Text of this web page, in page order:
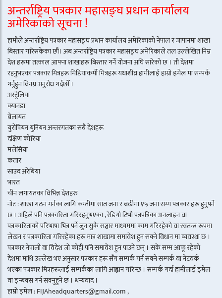
अन्तर्राष्ट्रिय पत्रकार महासङ्घ प्रधान कार्यालय
अमेरिकाको सूचना !
हामीले अन्तर्राष्ट्रिय पत्रकार महासङ्घ प्रधान कार्यालय अमेरिकाको नेपाल र जापानमा शाखा
बिस्तार गरिसकेका छौं। अब अन्तर्राष्ट्रिय पत्रकार महासङ्घ अमेरिकाले तल उल्लेखित निम्न
देश हरूमा तत्काल आफ्ना शाखाहरू बिस्तार गर्ने योजना अघि सारेको छ । ती देशमा
रहनुभएका पत्रकार मित्रहरू मिडियाकर्मी मित्रहरू यथाशीघ्र हामीलाई हाम्रो इमेल मा सम्पर्क
गर्नुहुन विनम्र अनुरोध गर्दछौँ ।
अस्ट्रेलिया
क्यानडा
बेलायत
युरोपियन युनियन अन्तरगतका सबै देशहरू
दक्षिण कोरिया
मलेसिया
कतार
साउद अरेबिया
भारत
चीन लगायतका विभिन्न देशहरु
नोट : शाखा गठन गर्नका लागि कम्तीमा सात जना र बढीमा १५ जना सम्म पत्रकार हरू हुनुपर्ने
छ । अहिले पनि पत्रकारिता गरिरहनुभएका , रेडियो टिभी पत्रपत्रिका अनलाइन वा
पत्रकारिताको परिभाषा भित्र पर्ने जुन सुकै सञ्चार माध्यममा काम गरिरहेको वा स्वतन्त्र रूपमा
लेखन र पत्रकारिता गरिरहेका हरू मात्र शाखामा समावेश हुन सक्ने विधान मा व्यवस्था छ ।
पत्रकार नेपाली वा विदेश जो कोही पनि समावेश हुन पाउने छन् । सके सम्म आफू रहेको
देशमा माथि उल्लेख भए अनुसार पत्रकार हरू सँग सम्पर्क गर्न सक्ने सम्पर्क वा नेटवर्क
भएका पत्रकार मित्रहरूलाई सम्पर्कका लागि आह्वान गरिन्छ । सम्पर्क गर्दा हामीलाई इमेल
वा इन्बक्स गर्न सक्नुहुने छ । धन्यवाद ।
हाम्रो इमेल : FIJAheadquarters@gmail.com ,